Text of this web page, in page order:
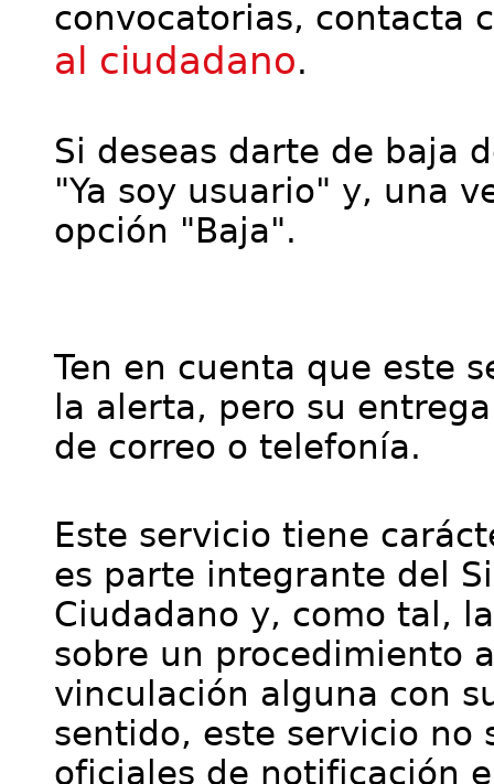
convocatorias, contacta
al ciudadano.
Si deseas darte de baja
"Ya soy usuario" y, una
opción "Baja".
Ten en cuenta que este
la alerta, pero su
de correo o telefonía.
Este servicio tiene
es parte integrante del
Ciudadano y, como tal,
sobre un procedimiento
vinculación alguna con
sentido, este servicio no
oficiales de notificación